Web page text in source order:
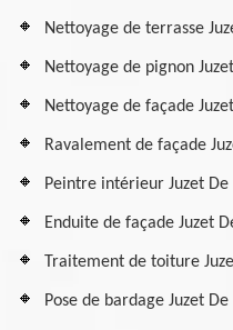
Nettoyage de terrasse
Nettoyage de pignon
Nettoyage de façade
Ravalement de façade
Peintre intérieur Juzet De
Enduite de façade Juzet
Traitement de toiture
Pose de bardage Juzet